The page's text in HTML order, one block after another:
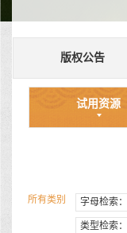
版权公告
试用资源
所有类别 字母检索：
类型检索：